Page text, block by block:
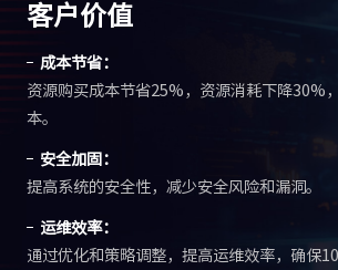
客户价值
成本节省：
资源购买成本节省25%，资源消耗下降30%
本。
安全加固：
提高系统的安全性，减少安全风险和漏洞。
运维效率：
通过优化和策略调整，提高运维效率，确保